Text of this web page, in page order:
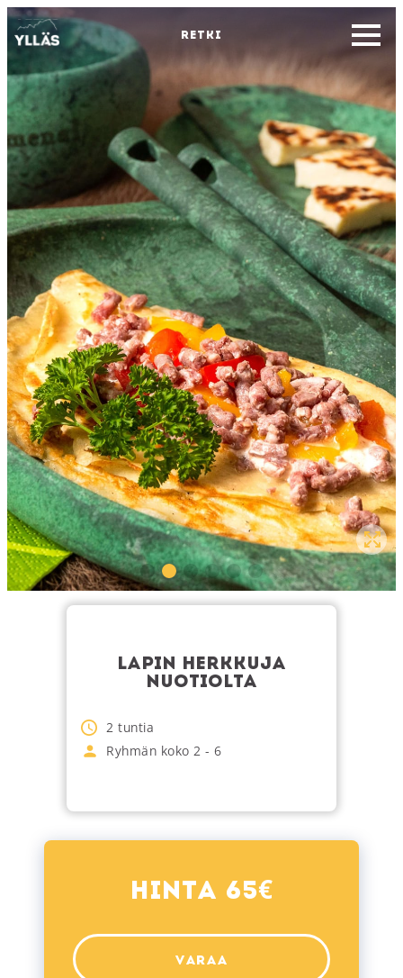
RETKI
LAPIN HERKKUJA
NUOTIOLTA
2 tuntia
Ryhmän koko 2 - 6
Hinta 65€
VARAA